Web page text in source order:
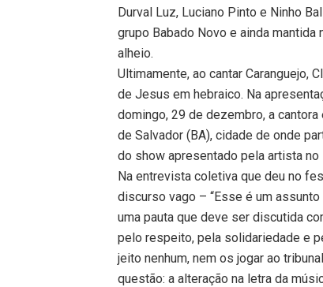
Durval Luz, Luciano Pinto e Ninho
grupo Babado Novo e ainda
alheio.
Ultimamente, ao cantar Caranguejo,
de Jesus em hebraico. Na
domingo, 29 de dezembro, a
de Salvador (BA), cidade de onde
do show apresentado pela artista
Na entrevista coletiva que deu no
discurso vago – “Esse é um
uma pauta que deve ser discutida
pelo respeito, pela solidariedade e
jeito nenhum, nem os jogar ao
questão: a alteração na letra da